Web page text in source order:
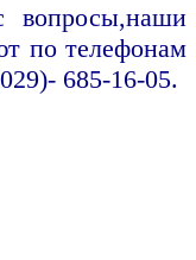
вопросы,наши
по телефонам
685-16-05.